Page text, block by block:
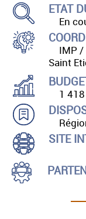
ETAT
En
IMP /
Saint
1
SITE